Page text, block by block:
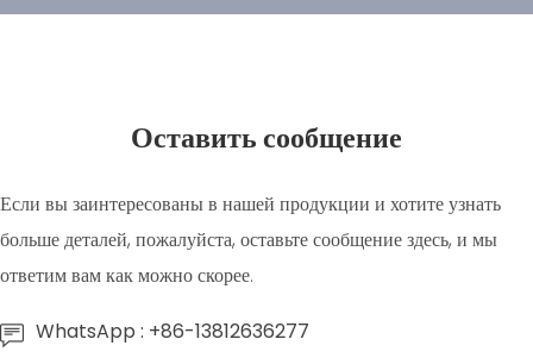
Оставить сообщение
Если вы заинтересованы в нашей продукции и хотите узнать
больше деталей, пожалуйста, оставьте сообщение здесь, и мы
ответим вам как можно скорее.
WhatsApp : +86-13812636277